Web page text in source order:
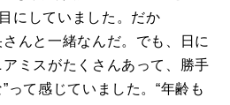
にしていました。だか
んと一緒なんだ。でも、日に
ミスがたくさんあって、勝手
って感じていました。“年齢も